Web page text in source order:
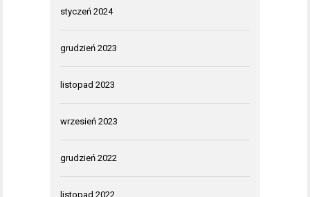
styczeń 2024
grudzień 2023
listopad 2023
wrzesień 2023
grudzień 2022
listopad 2022